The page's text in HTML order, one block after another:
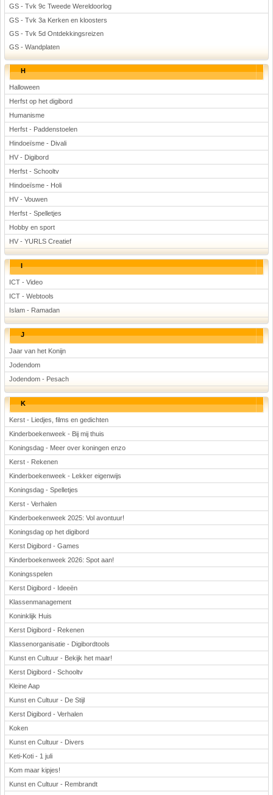
GS - Tvk 9c Tweede Wereldoorlog
GS - Tvk 3a Kerken en kloosters
GS - Tvk 5d Ontdekkingsreizen
GS - Wandplaten
H
Halloween
Herfst op het digibord
Humanisme
Herfst - Paddenstoelen
Hindoeïsme - Divali
HV - Digibord
Herfst - Schooltv
Hindoeïsme - Holi
HV - Vouwen
Herfst - Spelletjes
Hobby en sport
HV - YURLS Creatief
I
ICT - Video
ICT - Webtools
Islam - Ramadan
J
Jaar van het Konijn
Jodendom
Jodendom - Pesach
K
Kerst - Liedjes, films en gedichten
Kinderboekenweek - Bij mij thuis
Koningsdag - Meer over koningen enzo
Kerst - Rekenen
Kinderboekenweek - Lekker eigenwijs
Koningsdag - Spelletjes
Kerst - Verhalen
Kinderboekenweek 2025: Vol avontuur!
Koningsdag op het digibord
Kerst Digibord - Games
Kinderboekenweek 2026: Spot aan!
Koningsspelen
Kerst Digibord - Ideeën
Klassenmanagement
Koninklijk Huis
Kerst Digibord - Rekenen
Klassenorganisatie - Digibordtools
Kunst en Cultuur - Bekijk het maar!
Kerst Digibord - Schooltv
Kleine Aap
Kunst en Cultuur - De Stijl
Kerst Digibord - Verhalen
Koken
Kunst en Cultuur - Divers
Keti-Koti - 1 juli
Kom maar kipjes!
Kunst en Cultuur - Rembrandt